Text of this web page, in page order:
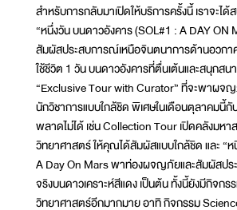
สำหรับการกลับมาเปิดให้บริการครั้งนี้ เราจะไ
“หนึ่งวัน บนดาวอังคาร (SOL#1 : A DAY ON
สัมผัสประสบการณ์เหนือจินตนาการด้านอวก
ใช้ชีวิต 1 วัน บนดาวอังคารที่ตื่นเต้นและสนุกส
“Exclusive Tour with Curator” ที่จะพาผ
นักวิชาการแบบใกล้ชิด พิเศษในเดือนตุลาคมนี้กั
พลาดไม่ได้ เช่น Collection Tour เปิดคลังม
วิทยาศาสตร์ ให้คุณได้สัมผัสแบบใกล้ชิด และ “
A Day On Mars พาท่องผจญภัยและสัมผัสป
จริงบนดาวเคราะห์สีแดง เป็นต้น ทั้งนี้ยังมีกิจก
วิทยาศาสตร์อีกมากมาย อาทิ กิจกรรม